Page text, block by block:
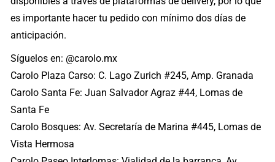
es importante hacer tu pedido con mínimo dos días de
anticipación.
Síguelos en: @carolo.mx
Carolo Plaza Carso: C. Lago Zurich #245, Amp. Granada
Carolo Santa Fe: Juan Salvador Agraz #44, Lomas de
Santa Fe
Carolo Bosques: Av. Secretaría de Marina #445, Lomas de
Vista Hermosa